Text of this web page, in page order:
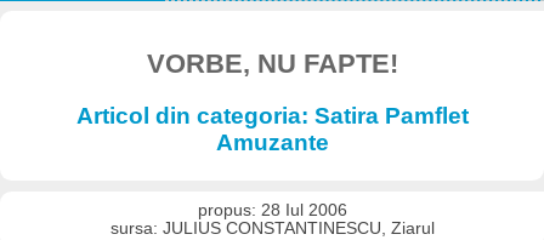
VORBE, NU FAPTE!
Articol din categoria: Satira Pamflet
Amuzante
propus: 28 Iul 2006
sursa: JULIUS CONSTANTINESCU, Ziarul